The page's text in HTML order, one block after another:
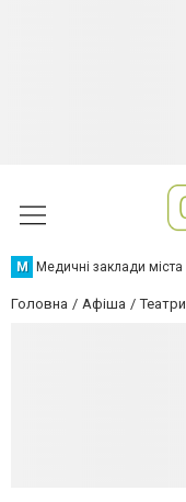
М Медичні заклади міста
Головна Афіша Театри